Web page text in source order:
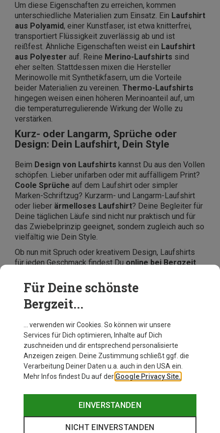
Um diese Eigenschaften zu erreichen, kommen
unterschiedliche Materialien zum Einsatz. Ein Laufshirt
aus Polyamid, einer Kunstfaser, ist etwa knitterfrei,
transportiert Flüssigkeit zuverlässig ab und ist
reißfest. Ähnliche Eigenschaften weist ein Laufshirt
aus Polyester auf. Reine Merino-Laufshirts sind
eher selten. Stattdessen mixen die Hersteller
Merinowolle mit Synthetikfasern, um die Vorteile
beider Materialien zu vereinen. Thermo-Laufshirts
hingegen weisen einen höheren Merinoanteil auf, um
die temperaturregulierende Wirkung der Wolle zu
verstärken.
Kurz- oder Langarm, Sprüche oder
Design: Dein Laufshirt, Dein Style
Beim Design von Laufshirts kannst Du aus den Vollen
schöpfen. Lieber unifarben oder mit auffälligem Print?
Coole Sprüche auf dem Laufshirt oder simpler
Marken-Schriftzug? Kurzarm- und Langarm-Laufshirt
oder lieber ärmelloses Laufshirt? Deine Begleiter für
Deine täglichen Läufe sind nicht nur praktisch und für
das Zwiebelprinzip geeignet, sondern zugleich auch so
vielfältig wie Dein Style.
Ob nun mit Spruch oder kreativem Design, Laufshirts
für jeden Geschmack findest Duonline bei Bergzeit.
für Damen, Herren und Kinder, stelle Dein neues
Lauf-Outfit von beliebten Marken wie
Mammut oder Patagonia
Für Deine schönste
Bergzeit...
… verwenden wir Cookies. So können wir unsere
Services für Dich optimieren, Inhalte auf Dich
zuschneiden und dir entsprechend personalisierte
Anzeigen zeigen. Deine Zustimmung schließt ggf. die
Verarbeitung Deiner Daten u.a. auch in den USA ein.
Mehr Infos findest Du auf der Google Privacy Site.
EINVERSTANDEN
NICHT EINVERSTANDEN